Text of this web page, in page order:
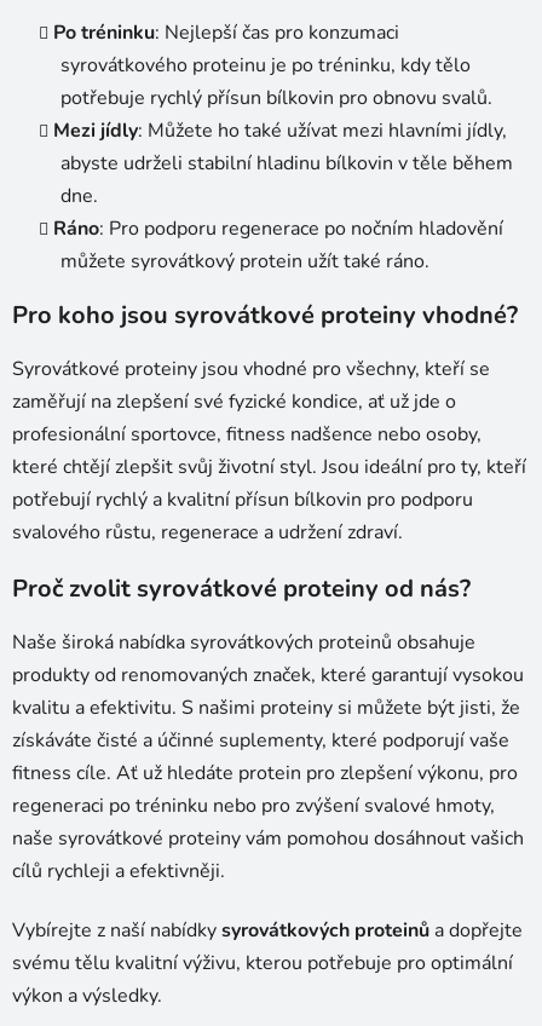
Po tréninku: Nejlepší čas pro konzumaci
syrovátkového proteinu je po tréninku, kdy tělo
potřebuje rychlý přísun bílkovin pro obnovu svalů.
Mezi jídly: Můžete ho také užívat mezi hlavními jídly,
abyste udrželi stabilní hladinu bílkovin v těle během
dne.
Ráno: Pro podporu regenerace po nočním hladovění
můžete syrovátkový protein užít také ráno.
Pro koho jsou syrovátkové proteiny vhodné?
Syrovátkové proteiny jsou vhodné pro všechny, kteří se
zaměřují na zlepšení své fyzické kondice, ať už jde o
profesionální sportovce, fitness nadšence nebo osoby,
které chtějí zlepšit svůj životní styl. Jsou ideální pro ty, kteří
potřebují rychlý a kvalitní přísun bílkovin pro podporu
svalového růstu, regenerace a udržení zdraví.
Proč zvolit syrovátkové proteiny od nás?
Naše široká nabídka syrovátkových proteinů obsahuje
produkty od renomovaných značek, které garantují vysokou
kvalitu a efektivitu. S našimi proteiny si můžete být jisti, že
získáváte čisté a účinné suplementy, které podporují vaše
fitness cíle. Ať už hledáte protein pro zlepšení výkonu, pro
regeneraci po tréninku nebo pro zvýšení svalové hmoty,
naše syrovátkové proteiny vám pomohou dosáhnout vašich
cílů rychleji a efektivněji.
Vybírejte z naší nabídkysyrovátkových proteinů a dopřejte
svému tělu kvalitní výživu, kterou potřebuje pro optimální
výkon a výsledky.